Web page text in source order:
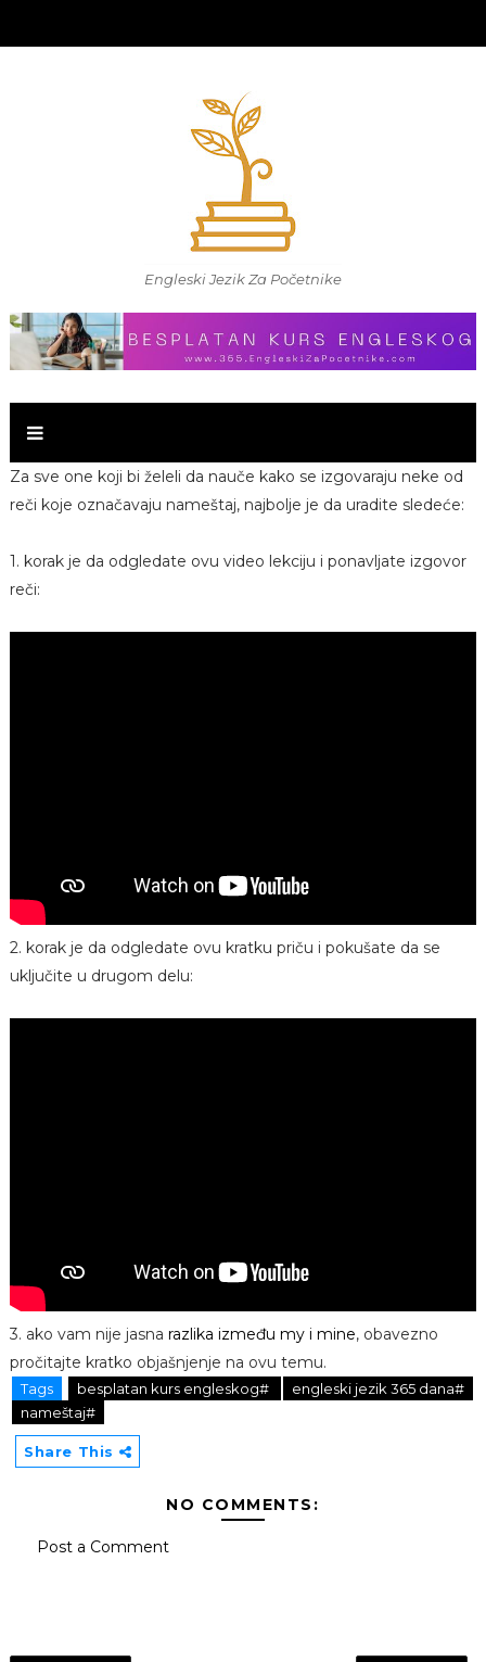
Engleski Jezik Za Početnike
Za sve one koji bi želeli da nauče kako se izgovaraju neke od
reči koje označavaju nameštaj, najbolje je da uradite sledeće:
1. korak je da odgledate ovu video lekciju i ponavljate izgovor
reči:
2. korak je da odgledate ovu kratku priču i pokušate da se
uključite u drugom delu:
3. ako vam nije jasna razlika između my i mine, obavezno
pročitajte kratko objašnjenje na ovu temu.
Tags besplatan kurs engleskog#
engleski jezik 365 dana#
nameštaj#
Share This
NO COMMENTS:
Post a Comment